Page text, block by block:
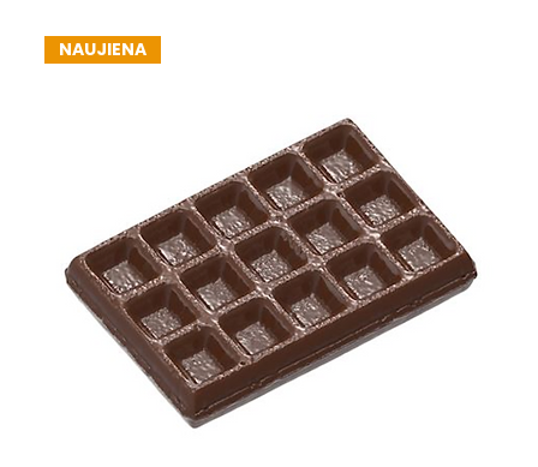
NAUJIENA